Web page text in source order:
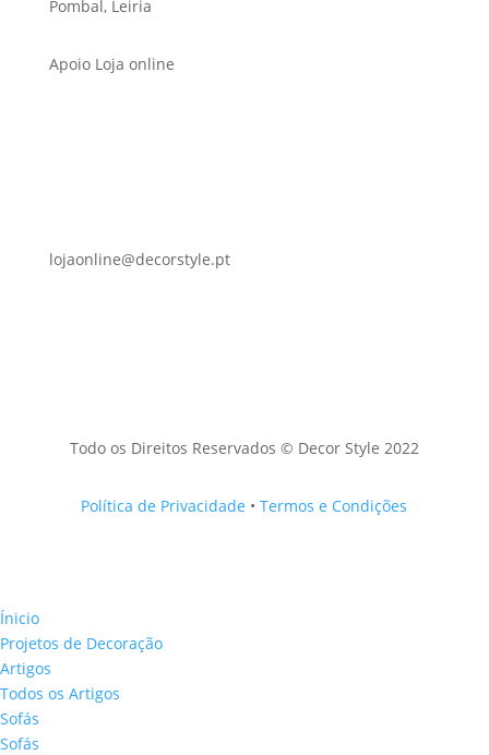
Pombal, Leiria
Apoio Loja online
lojaonline@decorstyle.pt
Todo os Direitos Reservados © Decor Style 2022
Política de Privacidade •Termos e Condições
Ínicio
Projetos de Decoração
Artigos
Todos os Artigos
Sofás
Sofás